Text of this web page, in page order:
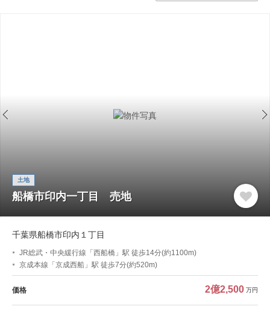
土地
船橋市印内一丁目 売地
千葉県船橋市印内１丁目
JR総武・中央緩行線「西船橋」駅 徒歩14分(約1100m)
京成本線「京成西船」駅 徒歩7分(約520m)
価格 2億2,500 万円